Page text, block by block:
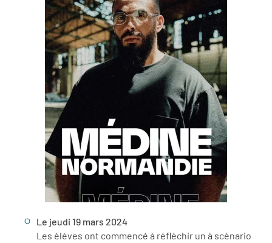
Le jeudi 19 mars 2024
Les élèves ont commencé à réfléchir un à scénario